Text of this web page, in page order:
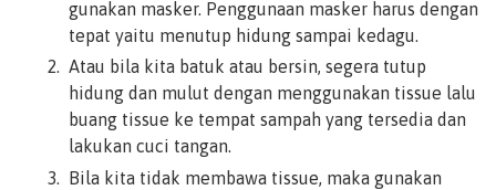
gunakan masker. Penggunaan masker harus dengan
tepat yaitu menutup hidung sampai kedagu.
Atau bila kita batuk atau bersin, segera tutup
hidung dan mulut dengan menggunakan tissue lalu
buang tissue ke tempat sampah yang tersedia dan
lakukan cuci tangan.
Bila kita tidak membawa tissue, maka gunakan